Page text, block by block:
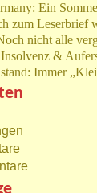
Ein
zum Leserbrief
nicht alle
&
Immer